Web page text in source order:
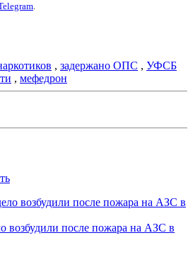
.
, задержано ОПС , УФСБ
, мефедрон
возбудили после пожара на АЗС в